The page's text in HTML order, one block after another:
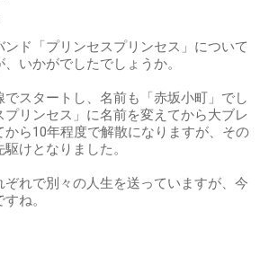
ド「プリンセスプリンセス」について
いかがでしたでしょうか。
スタートし、名前も「赤坂小町」でし
プリンセス」に名前を変えてから大ブレ
から10年程度で解散になりますが、その
けとなりました。
れで別々の人生を送っていますが、今
ね。